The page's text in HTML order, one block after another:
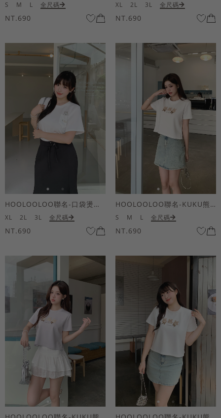
S M L 全尺碼
NT.690
XL 2L 3L 全尺碼
NT.690
HOOLOOLOO聯名-口袋燙金KUKU熊短袖上衣
XL 2L 3L 全尺碼
NT.690
HOOLOOLOO聯名-KUKU熊蝴蝶結短袖上衣
S M L 全尺碼
NT.690